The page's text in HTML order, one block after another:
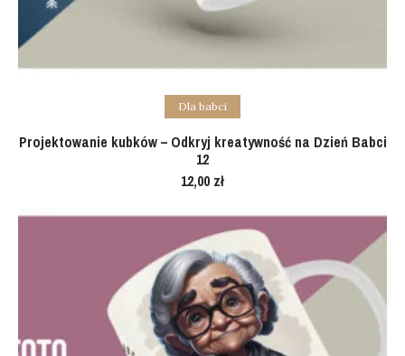
Add to cart
Dla babci
Projektowanie kubków – Odkryj kreatywność na Dzień Babci
12
12,00 zł